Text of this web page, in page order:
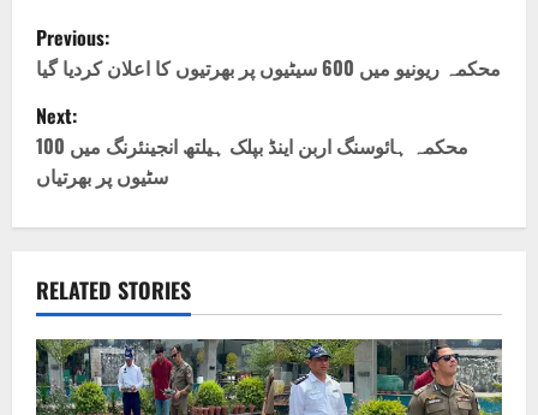
P
o
s
t
n
a
v
i
Previous:
محکمہ ریونیو میں 600 سیٹیوں پر بھرتیوں کا اعلان کردیا گیا
Next:
محکمہ ہائوسنگ اربن اینڈ بپلک ہیلتھ انجینئرنگ میں 100
سٹیوں پر بھرتیاں
RELATED STORIES